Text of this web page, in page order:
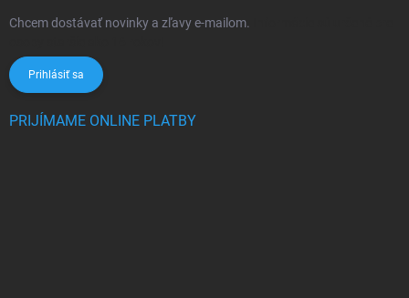
Chcem dostávať novinky a zľavy e-mailom.
Prihlásiť sa
PRIJÍMAME ONLINE PLATBY